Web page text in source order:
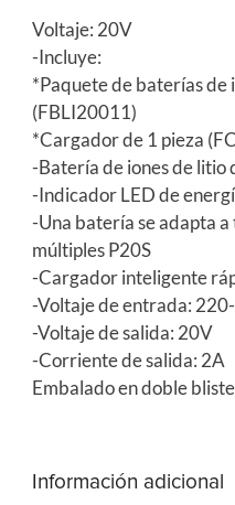
Voltaje: 20V
-Incluye:
*Paquete de baterías de
(FBLI20011)
*Cargador de 1 pieza
-Batería de iones de litio
-Indicador LED de
-Una batería se adapta
múltiples P20S
-Cargador inteligente
-Voltaje de entrada:
-Voltaje de salida: 20V
-Corriente de salida: 2A
Embalado en doble
Información adicional